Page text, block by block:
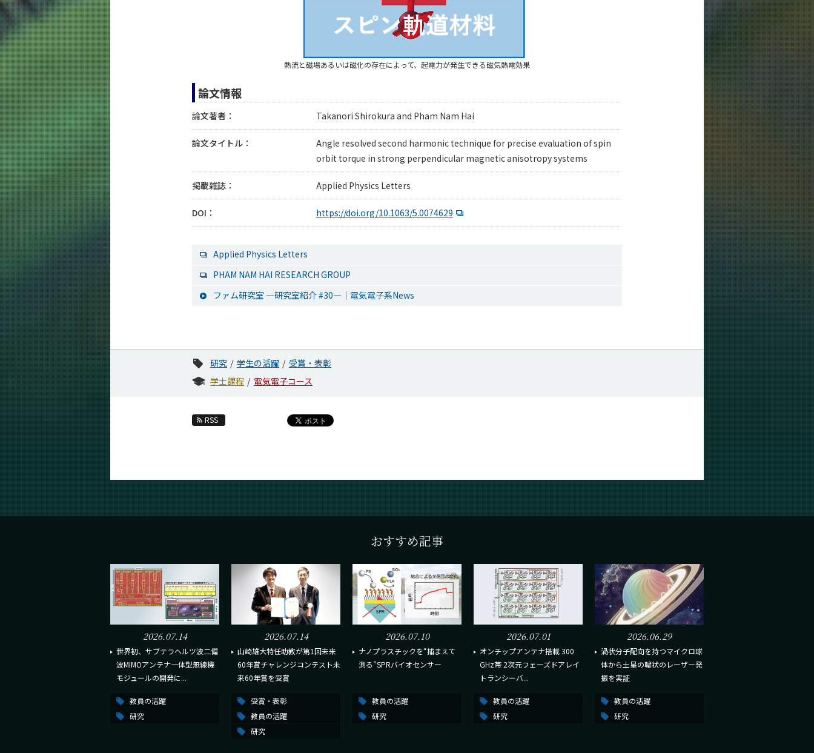
熱流と磁場あるいは磁化の存在によって、起電力が発生できる磁気熱電効果
論文情報
論文著者： Takanori Shirokura and Pham Nam Hai
論文タイトル：
Angle resolved second harmonic technique for precise evaluation of spin
orbit torque in strong perpendicular magnetic anisotropy systems
掲載雑誌： Applied Physics Letters
DOI： https://doi.org/10.1063/5.0074629
Applied Physics Letters
PHAM NAM HAI RESEARCH GROUP
ファム研究室 ―研究室紹介 #30―｜電気電子系News
研究 学生の活躍
受賞・表彰
学士課程
電気電子コース
RSS
おすすめ記事
2026.07.14
世界初、サブテラヘルツ波二偏
波MIMOアンテナ一体型無線機
モジュールの開発に...
教員の活躍
研究
2026.07.14
山崎雄大特任助教が第1回未来
60年賞チャレンジコンテスト未
来60年賞を受賞
受賞・表彰
教員の活躍
研究
2026.07.10
ナノプラスチックを“捕まえて
測る”SPRバイオセンサー
教員の活躍
研究
2026.07.01
オンチップアンテナ搭載 300
GHz帯 2次元フェーズドアレイ
トランシーバ...
教員の活躍
研究
2026.06.29
渦状分子配向を持つマイクロ球
体から土星の輪状のレーザー発
振を実証
教員の活躍
研究